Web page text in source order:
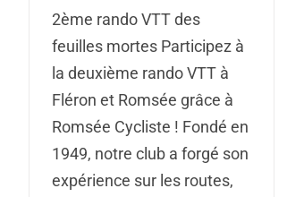
2ème rando VTT des
feuilles mortes Participez à
la deuxième rando VTT à
Fléron et Romsée grâce à
Romsée Cycliste ! Fondé en
1949, notre club a forgé son
expérience sur les routes,